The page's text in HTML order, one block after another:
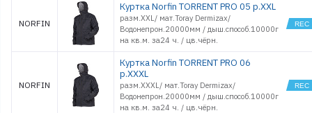
NORFIN
Куртка Norfin TORRENT PRO 05 р.XXL
разм.XXL/ мат.Toray Dermizax/
Водонепрон.20000мм / дыш.способ.10000г
на кв.м. за24 ч. / цв.чёрн.
NORFIN
Куртка Norfin TORRENT PRO 06
р.XXXL
разм.XXXL/ мат.Toray Dermizax/
Водонепрон.20000мм / дыш.способ.10000г
на кв.м. за24 ч. / цв.чёрн.